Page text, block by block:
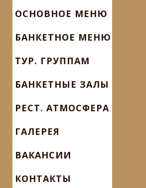
ОСНОВНОЕ МЕНЮ
БАНКЕТНОЕ МЕНЮ
ТУР. ГРУППАМ
БАНКЕТНЫЕ ЗАЛЫ
РЕСТ. АТМОСФЕРА
ГАЛЕРЕЯ
ВАКАНСИИ
КОНТАКТЫ